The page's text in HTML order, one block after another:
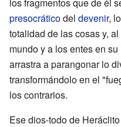
presocráticodel devenir,
totalidad de las cosas y,
mundo y a los entes en
arrastra a parangonar lo
transformándolo en el
los contrarios.
Ese dios-todo de